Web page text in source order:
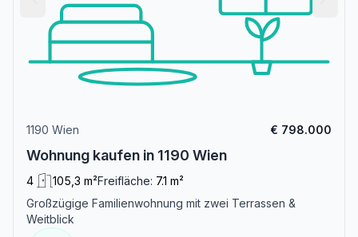
1190 Wien € 798.000
Wohnung kaufen in 1190 Wien
4 105,3 m²Freifläche: 7.1 m²
Großzügige Familienwohnung mit zwei Terrassen &
Weitblick